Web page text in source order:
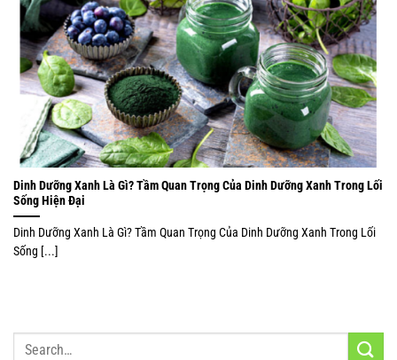
Dinh Dưỡng Xanh Là Gì? Tầm Quan Trọng Của Dinh Dưỡng Xanh Trong Lối
Sống Hiện Đại
Dinh Dưỡng Xanh Là Gì? Tầm Quan Trọng Của Dinh Dưỡng Xanh Trong Lối
Sống [...]